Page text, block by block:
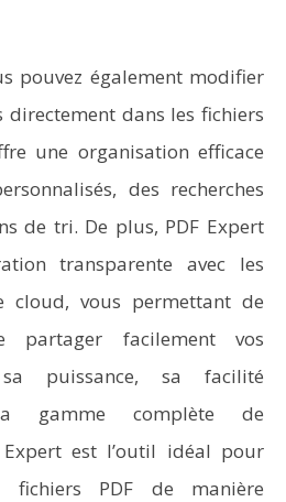
pouvez également modifier
directement dans les fichiers
une organisation efficace
des recherches
de tri. De plus, PDF Expert
transparente avec les
cloud, vous permettant de
partager facilement vos
puissance, sa facilité
gamme complète de
Expert est l’outil idéal pour
fichiers PDF de manière